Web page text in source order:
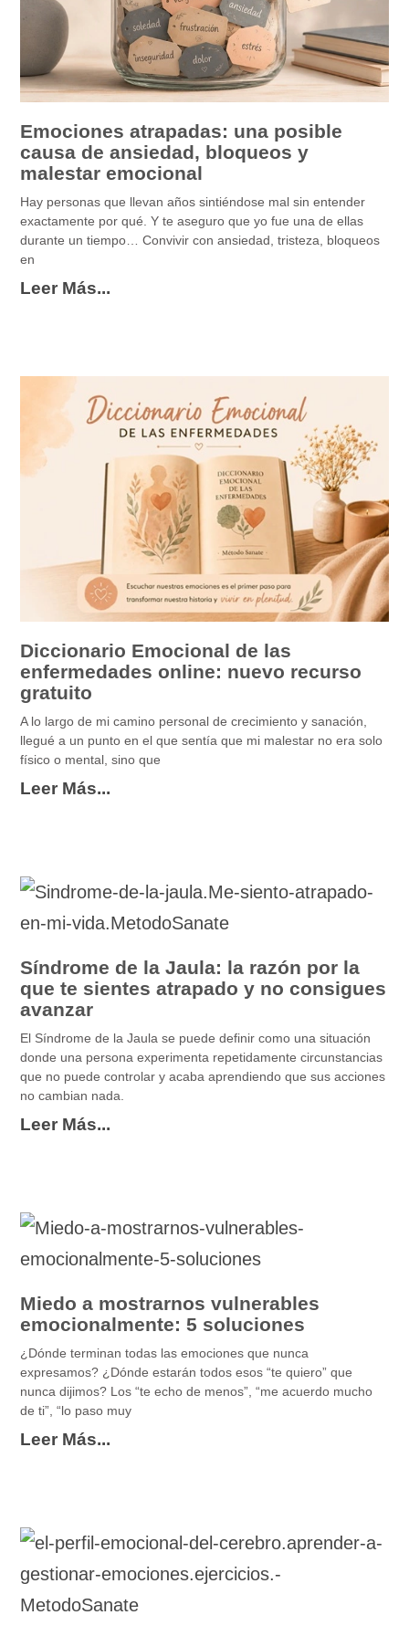
Emociones atrapadas: una posible
causa de ansiedad, bloqueos y
malestar emocional
Hay personas que llevan años sintiéndose mal sin entender
exactamente por qué. Y te aseguro que yo fue una de ellas
durante un tiempo… Convivir con ansiedad, tristeza, bloqueos
en
Leer Más...
Diccionario Emocional de las
enfermedades online: nuevo recurso
gratuito
A lo largo de mi camino personal de crecimiento y sanación,
llegué a un punto en el que sentía que mi malestar no era solo
físico o mental, sino que
Leer Más...
Síndrome de la Jaula: la razón por la
que te sientes atrapado y no consigues
avanzar
El Síndrome de la Jaula se puede definir como una situación
donde una persona experimenta repetidamente circunstancias
que no puede controlar y acaba aprendiendo que sus acciones
no cambian nada.
Leer Más...
Miedo a mostrarnos vulnerables
emocionalmente: 5 soluciones
¿Dónde terminan todas las emociones que nunca
expresamos? ¿Dónde estarán todos esos “te quiero” que
nunca dijimos? Los “te echo de menos”, “me acuerdo mucho
de ti”, “lo paso muy
Leer Más...